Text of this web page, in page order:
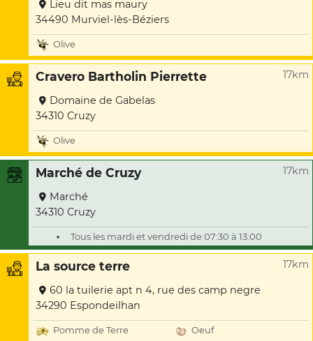
Lieu dit mas maury
34490 Murviel-lès-Béziers
Olive
Cravero Bartholin Pierrette 17km
Domaine de Gabelas
34310 Cruzy
Olive
Marché de Cruzy 17km
Marché
34310 Cruzy
Tous les mardi et vendredi de 07:30 à 13:00
La source terre 17km
60 la tuilerie apt n 4, rue des camp negre
34290 Espondeilhan
Pomme de Terre Oeuf